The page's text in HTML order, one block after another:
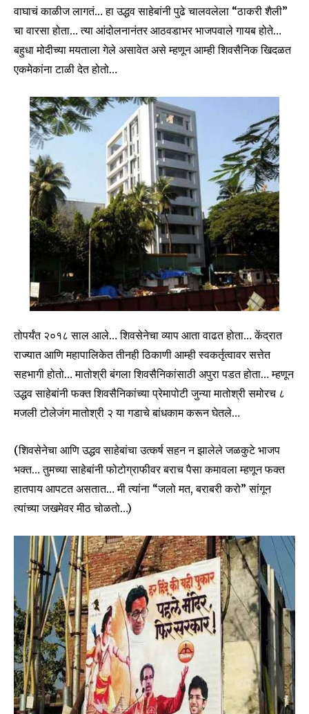
वाघाचं काळीज लागतं… हा उद्धव साहेबांनी पुढे चालवलेला “ठाकरी शैली”
चा वारसा होता… त्या आंदोलनानंतर आठवडाभर भाजपवाले गायब होते…
बहुधा मोदीच्या मयताला गेले असावेत असे म्हणून आम्ही शिवसैनिक खिदळत
एकमेकांना टाळी देत होतो…
तोपर्यंत २०१८ साल आले… शिवसेनेचा व्याप आता वाढत होता… केंद्रात
राज्यात आणि महापालिकेत तीनही ठिकाणी आम्ही स्वकर्तृत्वावर सत्तेत
सहभागी होतो… मातोश्री बंगला शिवसैनिकांसाठी अपुरा पडत होता… म्हणून
उद्धव साहेबांनी फक्त शिवसैनिकांच्या प्रेमापोटी जुन्या मातोश्री समोरच ८
मजली टोलेजंग मातोश्री २ या गडाचे बांधकाम करून घेतले…
(शिवसेनेचा आणि उद्धव साहेबांचा उत्कर्ष सहन न झालेले जळकुटे भाजप
भक्त… तुमच्या साहेबांनी फोटोग्राफीवर बराच पैसा कमावला म्हणून फक्त
हातपाय आपटत असतात… मी त्यांना “जलो मत, बराबरी करो” सांगून
त्यांच्या जखमेवर मीठ चोळतो…)